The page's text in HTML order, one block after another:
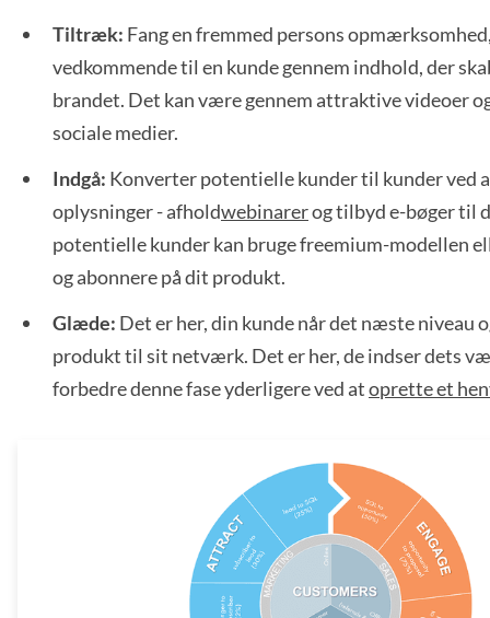
Tiltræk: Fang en fremmed persons
vedkommende til en kunde gennem indhold, der
brandet. Det kan være gennem attraktive videoer
sociale medier.
Indgå: Konverter potentielle kunder til kunder ved
oplysninger - afholdwebinarerog tilbyd e-bøger til
potentielle kunder kan bruge freemium-modellen
og abonnere på dit produkt.
Glæde: Det er her, din kunde når det næste niveau
produkt til sit netværk. Det er her, de indser dets
forbedre denne fase yderligere ved atoprette et